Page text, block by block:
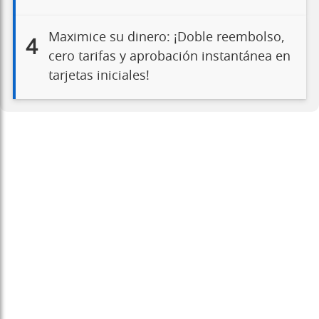
4
Maximice su dinero: ¡Doble reembolso,
cero tarifas y aprobación instantánea en
tarjetas iniciales!